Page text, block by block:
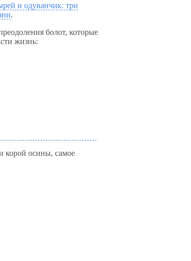
и одуванчик: три
.
болот, которые
жизнь:
корой осины, самое